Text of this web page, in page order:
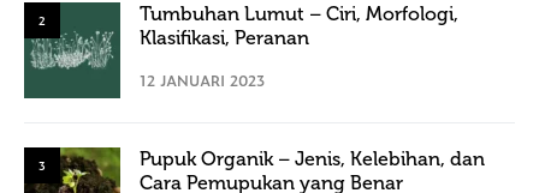
2
Tumbuhan Lumut – Ciri, Morfologi,
Klasifikasi, Peranan
12 JANUARI 2023
3
Pupuk Organik – Jenis, Kelebihan, dan
Cara Pemupukan yang Benar